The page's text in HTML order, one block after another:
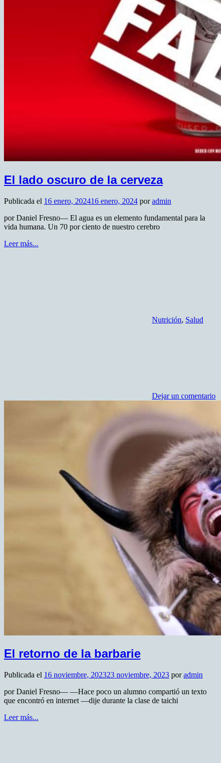
El lado oscuro de la cerveza
Publicada el 16 enero, 202416 enero, 2024 poradmin
por Daniel Fresno— El agua es un elemento fundamental para la
vida humana. Un 70 por ciento de nuestro cerebro
Leer más...
Nutrición, Salud
Dejar un comentario
El retorno de la barbarie
Publicada el 16 noviembre, 202323 noviembre, 2023 poradmin
por Daniel Fresno— —Hace poco un alumno compartió un texto
que encontró en internet —dije durante la clase de taichi
Leer más...